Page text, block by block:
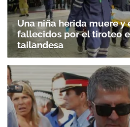
Una niña herida muere y
fallecidos por el tiroteo
tailandesa